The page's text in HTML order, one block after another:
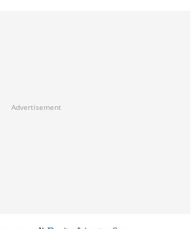
Advertisement